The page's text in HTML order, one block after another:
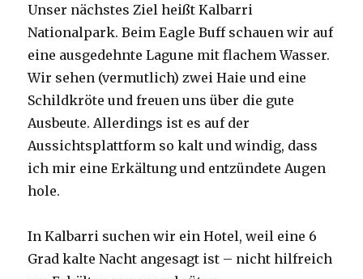
Unser nächstes Ziel heißt Kalbarri
Nationalpark. Beim Eagle Buff schauen wir auf
eine ausgedehnte Lagune mit flachem Wasser.
Wir sehen (vermutlich) zwei Haie und eine
Schildkröte und freuen uns über die gute
Ausbeute. Allerdings ist es auf der
Aussichtsplattform so kalt und windig, dass
ich mir eine Erkältung und entzündete Augen
hole.
In Kalbarri suchen wir ein Hotel, weil eine 6
Grad kalte Nacht angesagt ist – nicht hilfreich